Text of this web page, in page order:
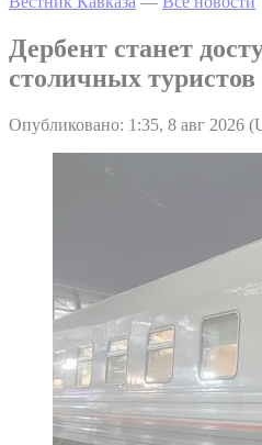
Дербент станет
столичных туристов
Опубликовано: 1:35, 8 авг 2026